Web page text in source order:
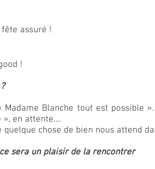
assuré !
!
Blanche tout est possible
en attente....
chose de bien nous attend
sera un plaisir de la rencontrer